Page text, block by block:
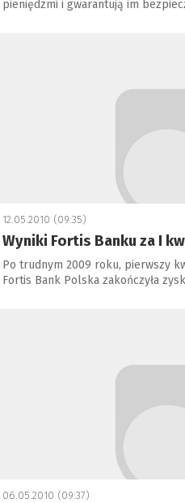
pieniędzmi i gwarantują im
12.05.2010 (09:35)
Wyniki Fortis Banku za I
Po trudnym 2009 roku, pierwszy
Fortis Bank Polska zakończyła
06.05.2010 (09:37)